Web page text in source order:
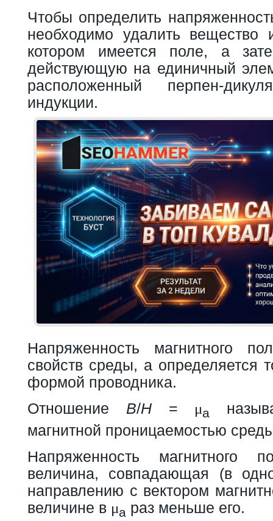
Чтобы определить
необходимо удалить вещество
котором имеется поле, а
действующую на единичный
расположенный перпен-
индукции.
Напряженность магнитного
свойств среды, а определяется
формой проводника.
Отношение B/H= μа
магнитной проницаемостью
Напряженность магнитного
величина, совпадающая (в
направлению с вектором
величине в μа раз меньше его.